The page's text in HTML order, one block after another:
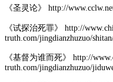
《圣灵论》 http://
《试探治死罪》 http://
truth.com/jingdianzhuzuo/
《基督为谁而死》 http://
truth.com/jingdianzhuzuo/